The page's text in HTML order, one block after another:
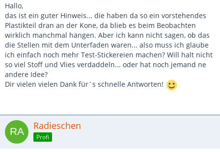
Hallo,
das ist ein guter Hinweis... die haben da so ein vorstehendes
Plastikteil dran an der Kone, da blieb es beim Beobachten
wirklich manchmal hängen. Aber ich kann nicht sagen, ob das
die Stellen mit dem Unterfaden waren... also muss ich glaube
ich einfach noch mehr Test-Stickereien machen? Will halt nicht
so viel Stoff und Vlies verdaddeln... oder hat noch jemand ne
andere Idee?
Dir vielen vielen Dank für´s schnelle Antworten!
Radieschen
Profi